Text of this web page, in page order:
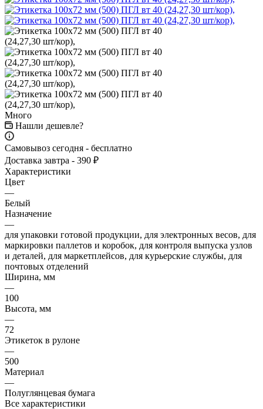
Много
Нашли дешевле?
Самовывоз сегодня - бесплатно
Доставка завтра - 390 ₽
Характеристики
Цвет
—
Белый
Назначение
—
для упаковки готовой продукции, для электронных весов, для
маркировки паллетов и коробок, для контроля выпуска узлов
и деталей, для маркетплейсов, для курьерские службы, для
почтовых отделений
Ширина, мм
—
100
Высота, мм
—
72
Этикеток в рулоне
—
500
Материал
—
Полуглянцевая бумага
Все характеристики